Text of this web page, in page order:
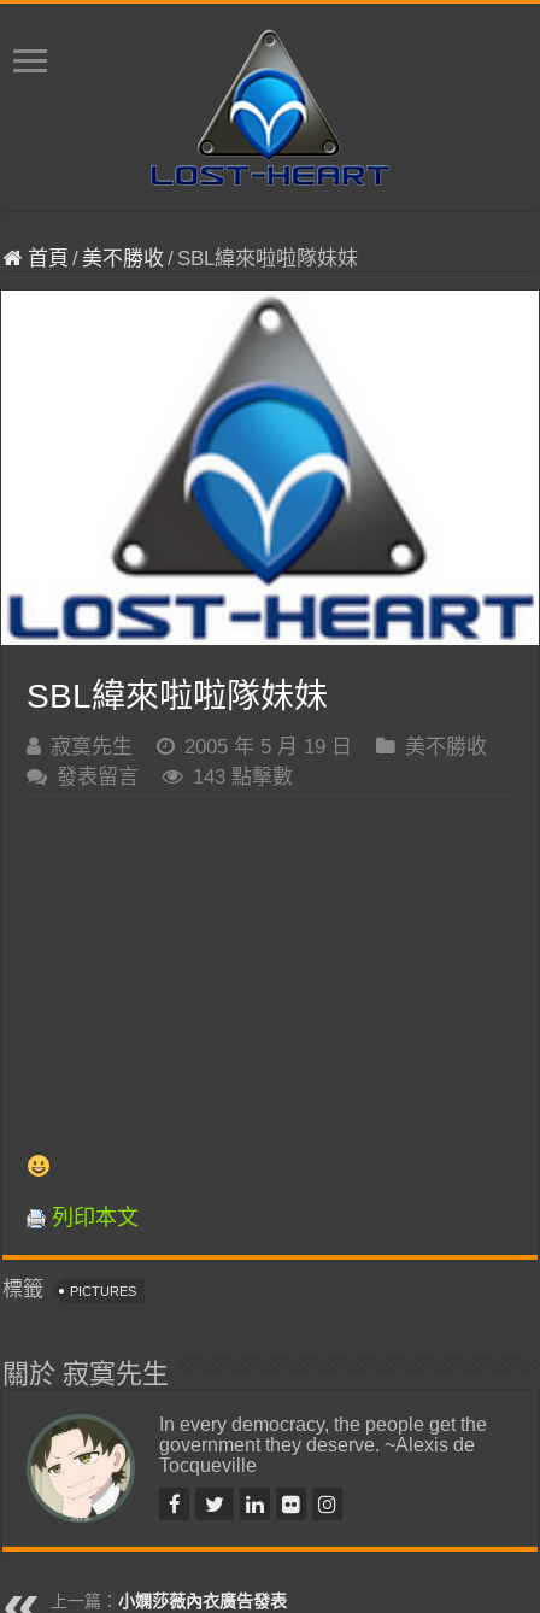
首頁 / 美不勝收/ SBL緯來啦啦隊妹妹
SBL緯來啦啦隊妹妹
寂寞先生 2005 年 5 月 19 日
美不勝收
發表留言
143 點擊數
列印本文
標籤 PICTURES
關於 寂寞先生
In every democracy, the people get the
government they deserve. ~Alexis de
Tocqueville
上一篇：小嫻莎薇內衣廣告發表